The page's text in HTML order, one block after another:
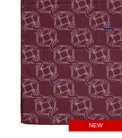
NEW